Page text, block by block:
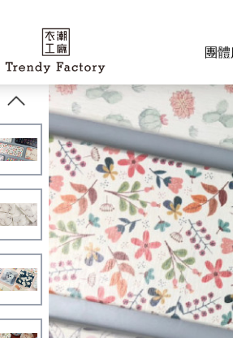
團